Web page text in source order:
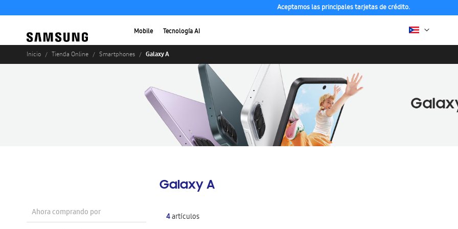
Aceptamos las principales tarjetas de crédito.
Mobile Tecnología AI
Inicio Tienda Online Smartphones Galaxy A
Galaxy A
4artículos
Ahora comprando por